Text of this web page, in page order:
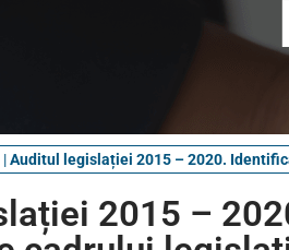
|Auditul legislației 2015 – 2020.
2015 –